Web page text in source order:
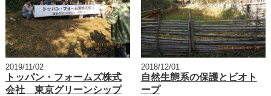
2019/11/02
トッパン・フォームズ株式
会社 東京グリーンシップ
2018/12/01
自然生態系の保護とビオト
ープ